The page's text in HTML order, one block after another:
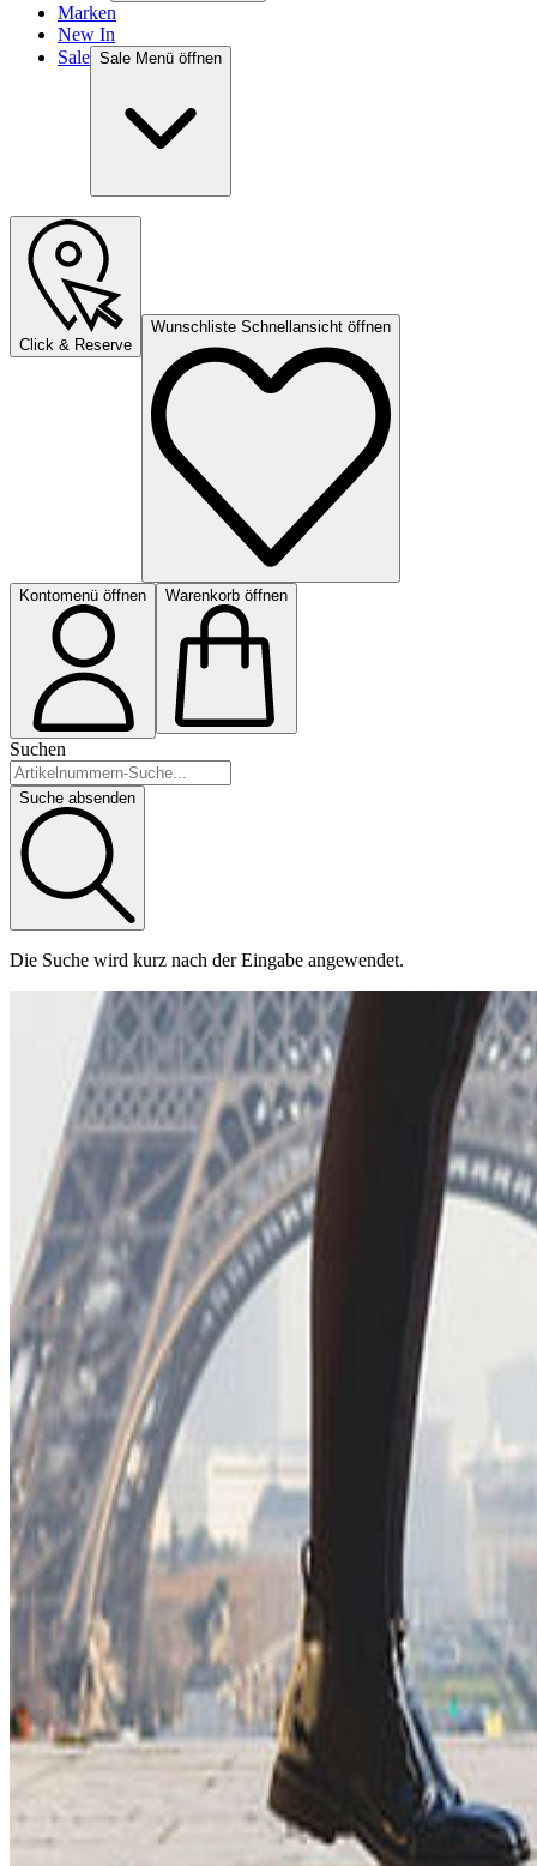
Marken
New In
Sale Sale Menü öffnen
Click & Reserve
Wunschliste Schnellansicht öffnen
Kontomenü öffnen Warenkorb öffnen
Suchen
Suche absenden
Die Suche wird kurz nach der Eingabe angewendet.